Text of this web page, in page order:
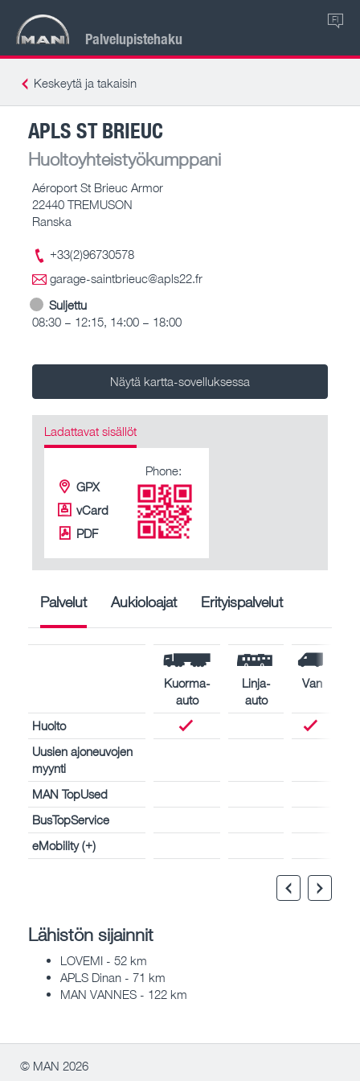
Palvelupistehaku
FI
Keskeytä ja takaisin
APLS ST BRIEUC
Huoltoyhteistyökumppani
Aéroport St Brieuc Armor
22440 TREMUSON
Ranska
+33(2)96730578
garage-saintbrieuc@apls22.fr
Suljettu
08:30 – 12:15, 14:00 – 18:00
Näytä kartta-sovelluksessa
Ladattavat sisällöt
GPX
vCard
PDF
Phone:
Palvelut Aukioloajat Erityispalvelut
Kuorma-
auto
Linja-
auto
Van
Huolto
Uusien ajoneuvojen
myynti
MAN TopUsed
BusTopService
eMobility (+)
Lähistön sijainnit
LOVEMI - 52 km
APLS Dinan - 71 km
MAN VANNES - 122 km
© MAN 2026